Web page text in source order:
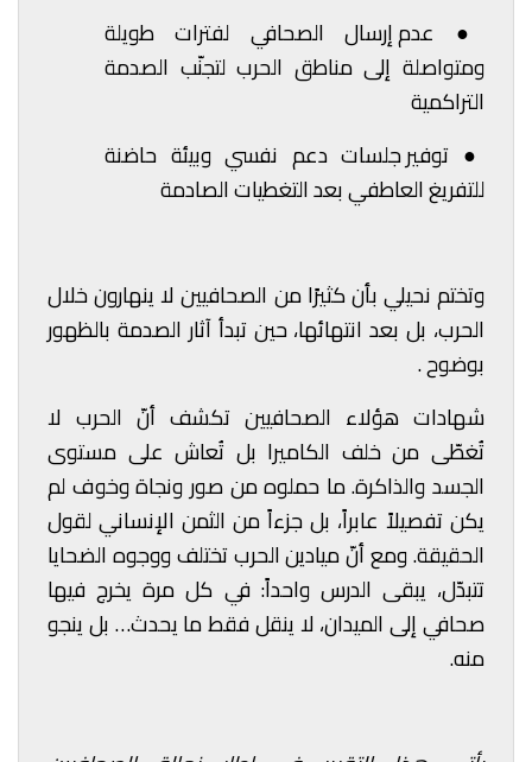
●
عدم إرسال الصحافي لفترات طويلة
ومتواصلة إلى مناطق الحرب لتجنّب الصدمة
التراكمية
● توفير جلسات دعم نفسي وبيئة حاضنة
للتفريغ العاطفي بعد التغطيات الصادمة
وتختم نحيلي بأن كثيرًا من الصحافيين لا ينهارون خلال
الحرب، بل بعد انتهائها، حين تبدأ آثار الصدمة بالظهور
بوضوح .
شهادات هؤلاء الصحافيين تكشف أنّ الحرب لا
تُغطّى من خلف الكاميرا بل تُعاش على مستوى
الجسد والذاكرة. ما حملوه من صور ونجاة وخوف لم
يكن تفصيلاً عابراً، بل جزءاً من الثمن الإنساني لقول
الحقيقة. ومع أنّ ميادين الحرب تختلف ووجوه الضحايا
تتبدّل، يبقى الدرس واحداً: في كل مرة يخرج فيها
صحافي إلى الميدان، لا ينقل فقط ما يحدث… بل ينجو
منه.